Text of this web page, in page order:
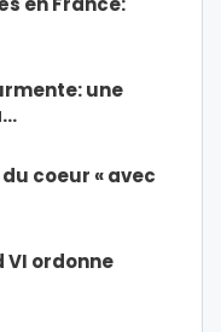
une
coeur « avec
VI ordonne